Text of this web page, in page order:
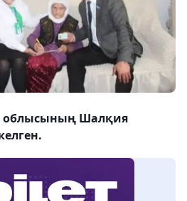
облысының Шалқия